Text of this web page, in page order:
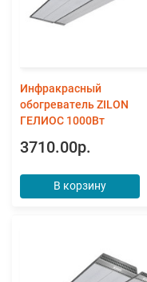
Инфракрасный
обогреватель ZILON
ГЕЛИОС 1000Вт
3710.00р.
В корзину